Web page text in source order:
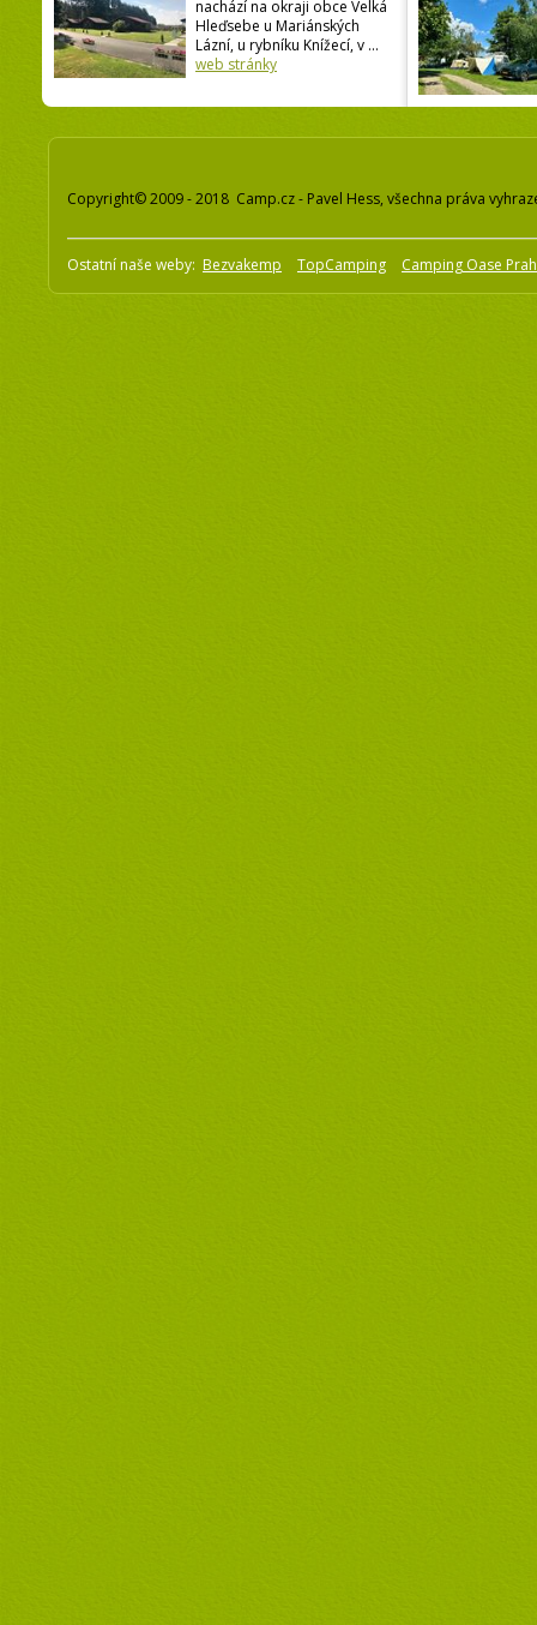
nachází na okraji obce Velká
Hleďsebe u Mariánských
Lázní, u rybníku Knížecí, v ...
web stránky
Copyright© 2009 - 2018 Camp.cz - Pavel Hess, všechna práva
Ostatní naše weby: Bezvakemp TopCamping Camping Oase